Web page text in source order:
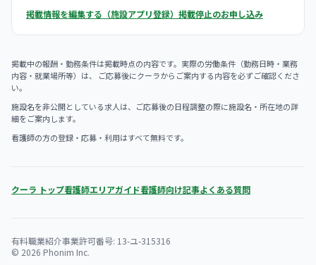
掲載情報を編集する（施設アプリ登録） 掲載停止のお申し込み
掲載中の報酬・勤務条件は掲載時点の内容です。実際の労働条件（勤務日時・業務
内容・就業場所等）は、 ご応募後にクーラからご案内する内容を必ずご確認くださ
い。
施設名を非公開としている求人は、ご応募後の日程調整の際に施設名・所在地の詳
細をご案内します。
看護師の方の登録・応募・利用はすべて無料です。
クーラ トップ看護師エリアガイド看護師向け記事よくある質問
有料職業紹介事業許可番号: 13-ユ-315316
© 2026 Phonim Inc.